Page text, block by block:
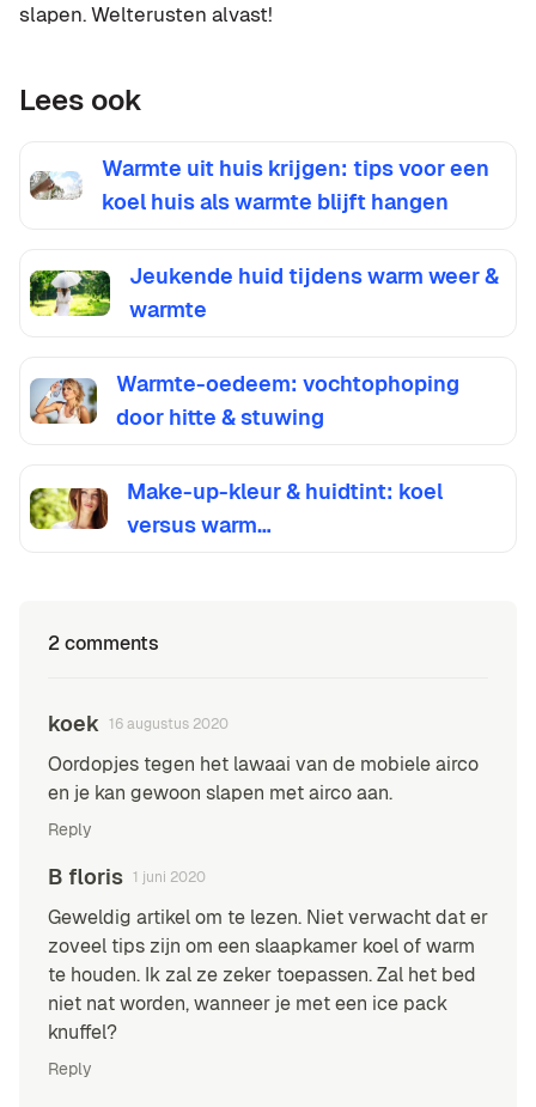
slapen. Welterusten alvast!
Lees ook
Warmte uit huis krijgen: tips voor een
koel huis als warmte blijft hangen
Jeukende huid tijdens warm weer &
warmte
Warmte-oedeem: vochtophoping
door hitte & stuwing
Make-up-kleur & huidtint: koel
versus warm…
2 comments
koek 16 augustus 2020
Oordopjes tegen het lawaai van de mobiele airco
en je kan gewoon slapen met airco aan.
Reply
B floris 1 juni 2020
Geweldig artikel om te lezen. Niet verwacht dat er
zoveel tips zijn om een slaapkamer koel of warm
te houden. Ik zal ze zeker toepassen. Zal het bed
niet nat worden, wanneer je met een ice pack
knuffel?
Reply